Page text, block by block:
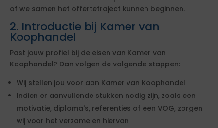
of we samen het offertetraject kunnen beginnen.
2. Introductie bij Kamer van
Koophandel
Past jouw profiel bij de eisen van Kamer van
Koophandel? Dan volgen de volgende stappen:
Wij stellen jou voor aan Kamer van Koophandel
Indien er aanvullende stukken nodig zijn, zoals een
motivatie, diploma's, referenties of een VOG, zorgen
wij voor het verzamelen hiervan